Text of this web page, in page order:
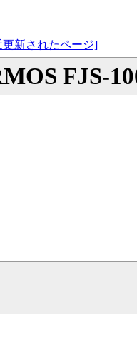
更新されたページ]
FJS-